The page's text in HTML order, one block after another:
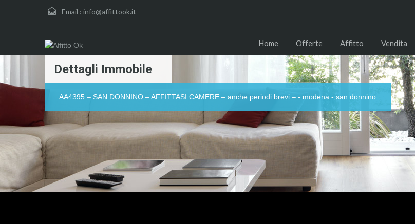
Email : info@affittook.it
Home Offerte Affitto Vendita
Dettagli Immobile
AA4395 – SAN DONNINO – AFFITTASI CAMERE – anche periodi brevi – - modena - san donnino